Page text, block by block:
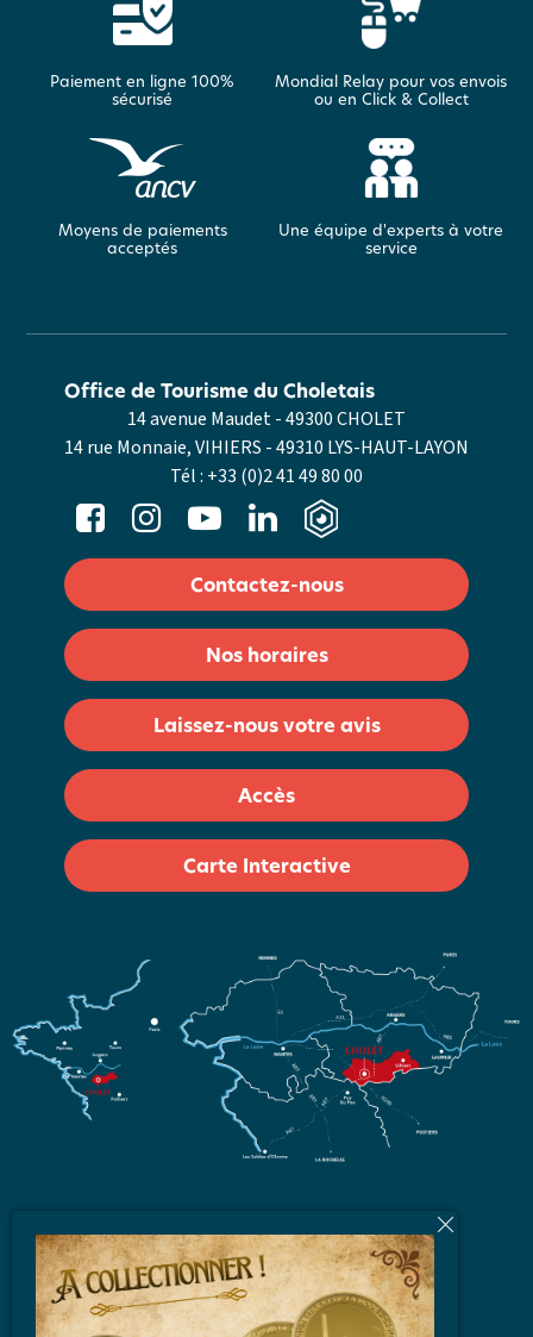
Paiement en ligne 100%
sécurisé
Mondial Relay pour vos envois
ou en Click & Collect
Moyens de paiements
acceptés
Une équipe d'experts à votre
service
14 avenue Maudet - 49300 CHOLET
14 rue Monnaie, VIHIERS - 49310 LYS-HAUT-LAYON
Tél : +33 (0)2 41 49 80 00
Office de Tourisme du Choletais
Contactez-nous
Nos horaires
Laissez-nous votre avis
Accès
Carte Interactive
L'équipe
Brochures et Plans